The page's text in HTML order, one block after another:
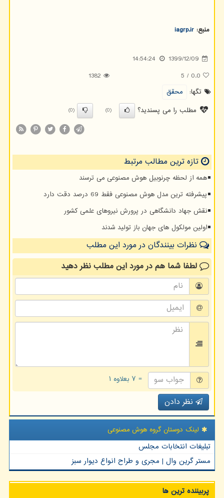
منبع: iagrp.ir
1399/12/09
14:54:24
0.0
/
5
1382
تگها:
محقق
مطلب را می پسندید؟
(0)
(0)
تازه ترین مطالب مرتبط
همه از لحظه چرنوبیل هوش مصنوعی می ترسند
پیشرفته ترین مدل هوش مصنوعی فقط 69 درصد دقت دارد
نقش جهاد دانشگاهی در پرورش نیروهای علمی کشور
اولین مولکول های جهان باز تولید شدند
نظرات بینندگان در مورد این مطلب
لطفا شما همدر مورد این مطلبنظر دهید
= ۷ بعلاوه ۱
نظر دادن
لینک دوستان گروه هوش مصنوعی
تبلیغات انتخابات مجلس
مستر گرین وال | مجری و طراح انواع دیوار سبز
پربیننده ترین ها